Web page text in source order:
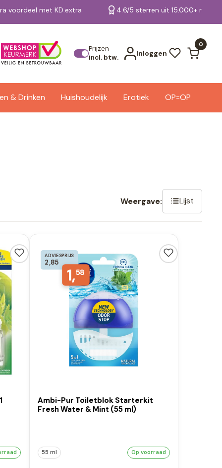
voordeel met KD.extra 4.6/5 sterren uit 15.000+
Prijzen
incl. btw.
Inloggen
0
& Drinken Huishoudelijk Erotiek OP=OP
Bekijk alle resultaten
Weergave: Lijst
ADVIESPRIJS
2,85
1,58
Ambi-Pur Toiletblok Starterkit
Fresh Water & Mint (55 ml)
55 ml Op voorraad